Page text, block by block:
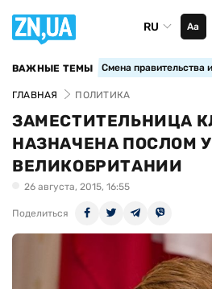
RU Аа
ВАЖНЫЕ ТЕМЫ Смена правительства
ГЛАВНАЯ ПОЛИТИКА
ЗАМЕСТИТЕЛЬНИЦА
НАЗНАЧЕНА ПОСЛОМ
ВЕЛИКОБРИТАНИИ
26 августа, 2015, 16:55
Поделиться